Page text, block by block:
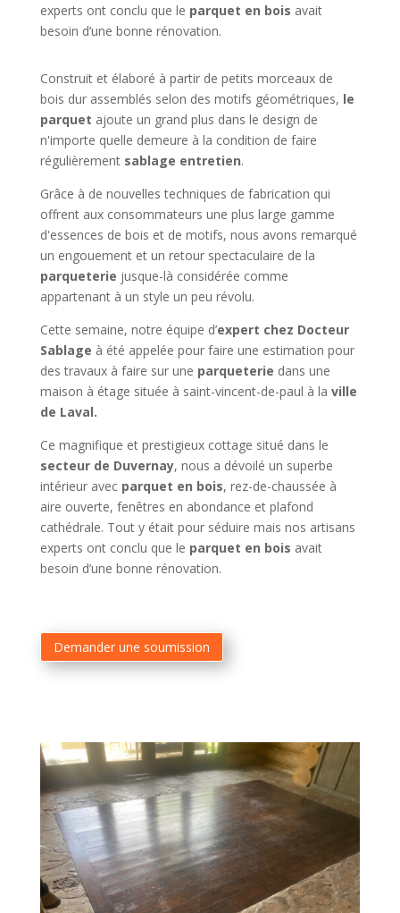
experts ont conclu que le parquet en bois avait
besoin d’une bonne rénovation.
Construit et élaboré à partir de petits morceaux de
bois dur assemblés selon des motifs géométriques, le
parquet ajoute un grand plus dans le design de
n'importe quelle demeure à la condition de faire
régulièrement sablage entretien.
Grâce à de nouvelles techniques de fabrication qui
offrent aux consommateurs une plus large gamme
d'essences de bois et de motifs, nous avons remarqué
un engouement et un retour spectaculaire de la
parqueterie jusque-là considérée comme
appartenant à un style un peu révolu.
Cette semaine, notre équipe d’expert chez Docteur
Sablage à été appelée pour faire une estimation pour
des travaux à faire sur une parqueterie dans une
maison à étage située à saint-vincent-de-paul à la ville
de Laval.
Ce magnifique et prestigieux cottage situé dans le
secteur de Duvernay, nous a dévoilé un superbe
intérieur avec parquet en bois, rez-de-chaussée à
aire ouverte, fenêtres en abondance et plafond
cathédrale. Tout y était pour séduire mais nos artisans
experts ont conclu que le parquet en bois avait
besoin d’une bonne rénovation.
Demander une soumission